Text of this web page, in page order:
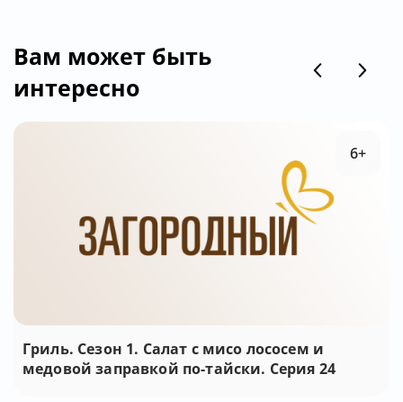
Вам может быть
интересно
Гриль. Сезон 1. Салат с мисо лососем и
медовой заправкой по-тайски. Серия 24
6+